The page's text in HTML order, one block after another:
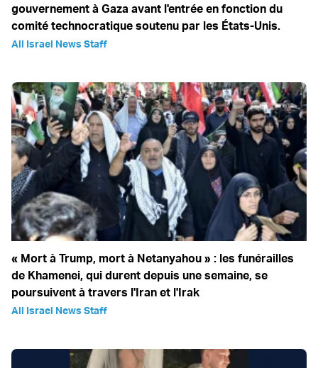
gouvernement à Gaza avant l'entrée en fonction du
comité technocratique soutenu par les États-Unis.
All Israel News Staff
« Mort à Trump, mort à Netanyahou » : les funérailles
de Khamenei, qui durent depuis une semaine, se
poursuivent à travers l'Iran et l'Irak
All Israel News Staff